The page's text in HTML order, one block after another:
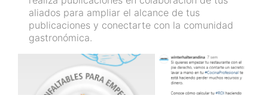
aliados para ampliar el alcance de tus
publicaciones y conectarte con la comunidad
gastronómica.